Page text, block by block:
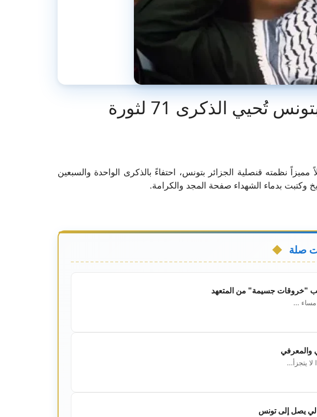
إحتفال بالذاكرة والوفاء: قنصلية الجزائر بتونس تُحيي الذكرى 71 لثورة
نظمته قنصلية الجزائر بتونس، احتفاءً بالذكرى الواحدة والسبعين
صلة
"خروقات جسيمة" من المتعهد
مساء ...
والمعرفي
يتجزأ...
يصل إلى تونس